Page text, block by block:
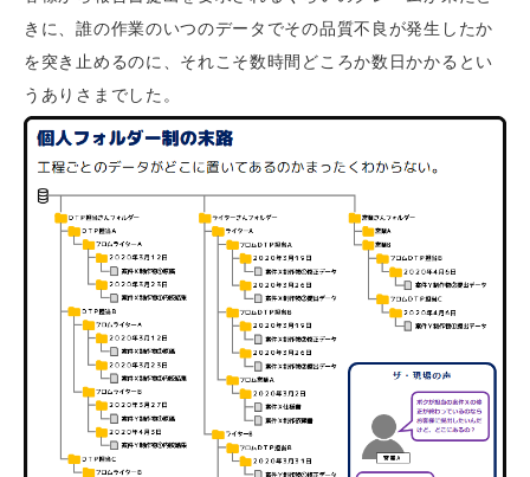
きに、誰の作業のいつのデータでその品質不良が発生したか
を突き止めるのに、それこそ数時間どころか数日かかるとい
うありさまでした。